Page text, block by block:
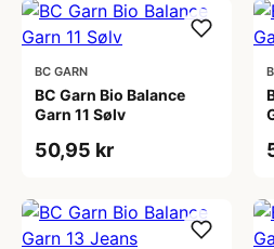
BC GARN
BC Garn Bio Balance
Garn 11 Sølv
50,95 kr